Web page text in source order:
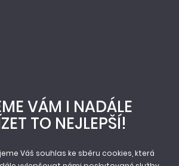
VÁM I NADÁLE
TO NEJLEPŠÍ!
Váš souhlas ke sběru cookies, která